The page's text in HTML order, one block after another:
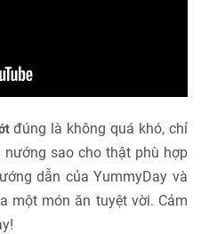
đúng là không quá khó, chỉ
sao cho thật phù hợp
dẫn của YummyDay và
một món ăn tuyệt vời. Cảm